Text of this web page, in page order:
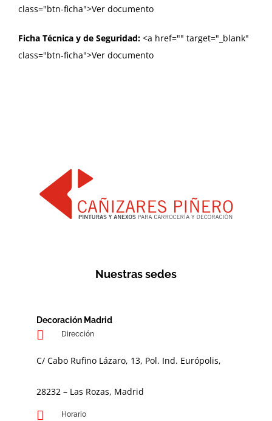
class="btn-ficha">Ver documento
Ficha Técnica y de Seguridad: <a href="" target="_blank"
class="btn-ficha">Ver documento
Nuestras sedes
Decoración Madrid
Dirección
C/ Cabo Rufino Lázaro, 13, Pol. Ind. Európolis,
28232 – Las Rozas, Madrid
Horario